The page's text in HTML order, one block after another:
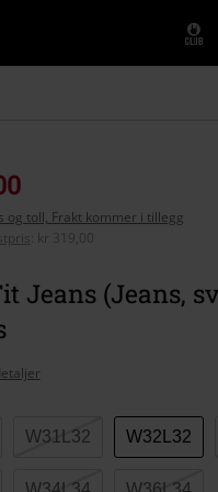
og toll, Frakt kommer i tillegg
kr 319,00
Jeans (Jeans,
W31L32 W32L32